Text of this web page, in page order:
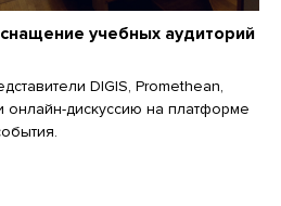
учебных аудиторий
DIGIS, Promethean,
дискуссию на платформе